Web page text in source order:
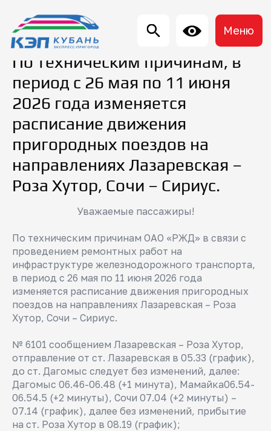
По техническим причинам, в
период с 26 мая по 11 июня
2026 года изменяется
расписание движения
пригородных поездов на
направлениях Лазаревская –
Роза Хутор, Сочи – Сириус.
Уважаемые пассажиры!
По техническим причинам ОАО «РЖД» в связи с
проведением ремонтных работ на
инфраструктуре железнодорожного транспорта,
в период с 26 мая по 11 июня 2026 года
изменяется расписание движения пригородных
поездов на направлениях Лазаревская – Роза
Хутор, Сочи – Сириус.
№ 6101 сообщением Лазаревская – Роза Хутор,
отправление от ст. Лазаревская в 05.33 (график),
до ст. Дагомыс следует без изменений, далее:
Дагомыс 06.46-06.48 (+1 минута), Мамайка06.54-
06.54.5 (+2 минуты), Сочи 07.04 (+2 минуты) –
07.14 (график), далее без изменений, прибытие
на ст. Роза Хутор в 08.19 (график);